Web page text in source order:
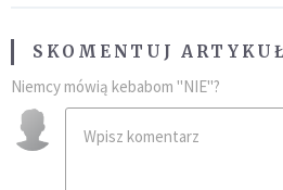
SKOMENTUJ
Niemcy mówią kebabom "NIE"?